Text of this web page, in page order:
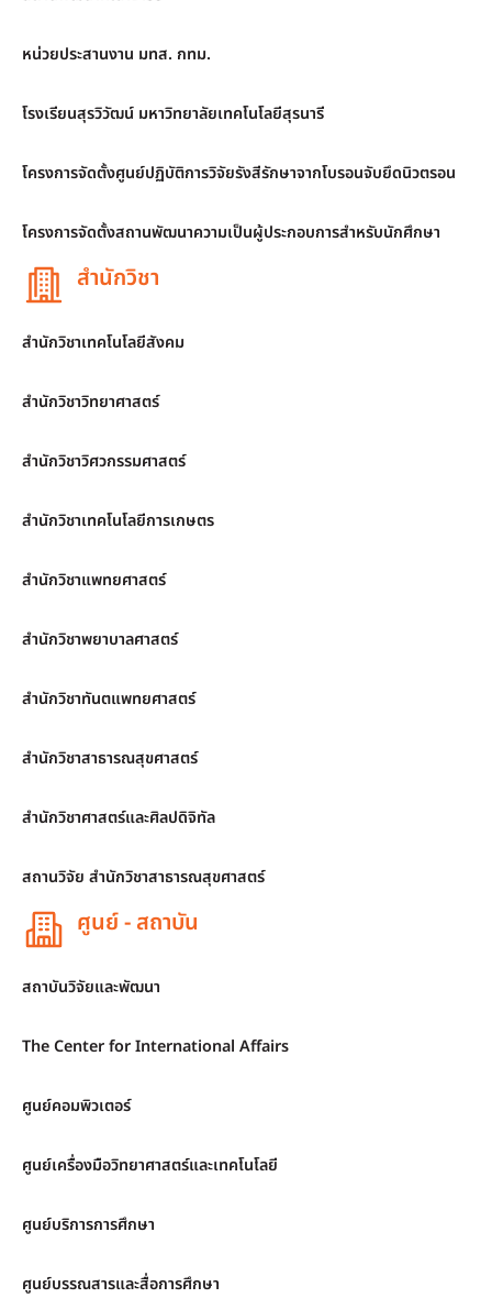
หน่วยประสานงาน มทส. กทม.
โรงเรียนสุรวิวัฒน์ มหาวิทยาลัยเทคโนโลยีสุรนารี
โครงการจัดตั้งศูนย์ปฏิบัติการวิจัยรังสีรักษาจากโบรอนจับยึดนิวตรอน
โครงการจัดตั้งสถานพัฒนาความเป็นผู้ประกอบการสำหรับนักศึกษา
สำนักวิชา
สำนักวิชาเทคโนโลยีสังคม
สำนักวิชาวิทยาศาสตร์
สำนักวิชาวิศวกรรมศาสตร์
สำนักวิชาเทคโนโลยีการเกษตร
สำนักวิชาแพทยศาสตร์
สำนักวิชาพยาบาลศาสตร์
สำนักวิชาทันตแพทยศาสตร์
สำนักวิชาสาธารณสุขศาสตร์
สำนักวิชาศาสตร์และศิลปดิจิทัล
สถานวิจัย สำนักวิชาสาธารณสุขศาสตร์
ศูนย์ - สถาบัน
สถาบันวิจัยและพัฒนา
The Center for International Affairs
ศูนย์คอมพิวเตอร์
ศูนย์เครื่องมือวิทยาศาสตร์และเทคโนโลยี
ศูนย์บริการการศึกษา
ศูนย์บรรณสารและสื่อการศึกษา